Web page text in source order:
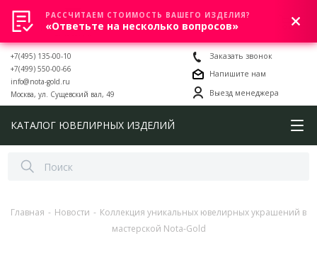
0
+7(495) 135-00-10
+7(499) 550-00-66
info@nota-gold.ru
Москва, ул. Сущевский вал, 49
Заказать звонок
Напишите нам
Выезд менеджера
КАТАЛОГ ЮВЕЛИРНЫХ ИЗДЕЛИЙ
Главная - Новости - Коллекция уникальных ювелирных украшений в
мастерской Nota-Gold
РАССЧИТАЕМ СТОИМОСТЬ ВАШЕГО ИЗДЕЛИЯ?
«Ответьте на несколько вопросов»